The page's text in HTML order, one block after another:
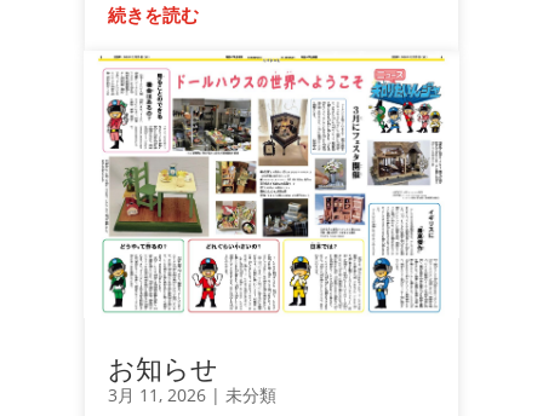
続きを読む
お知らせ
3月 11, 2026| 未分類